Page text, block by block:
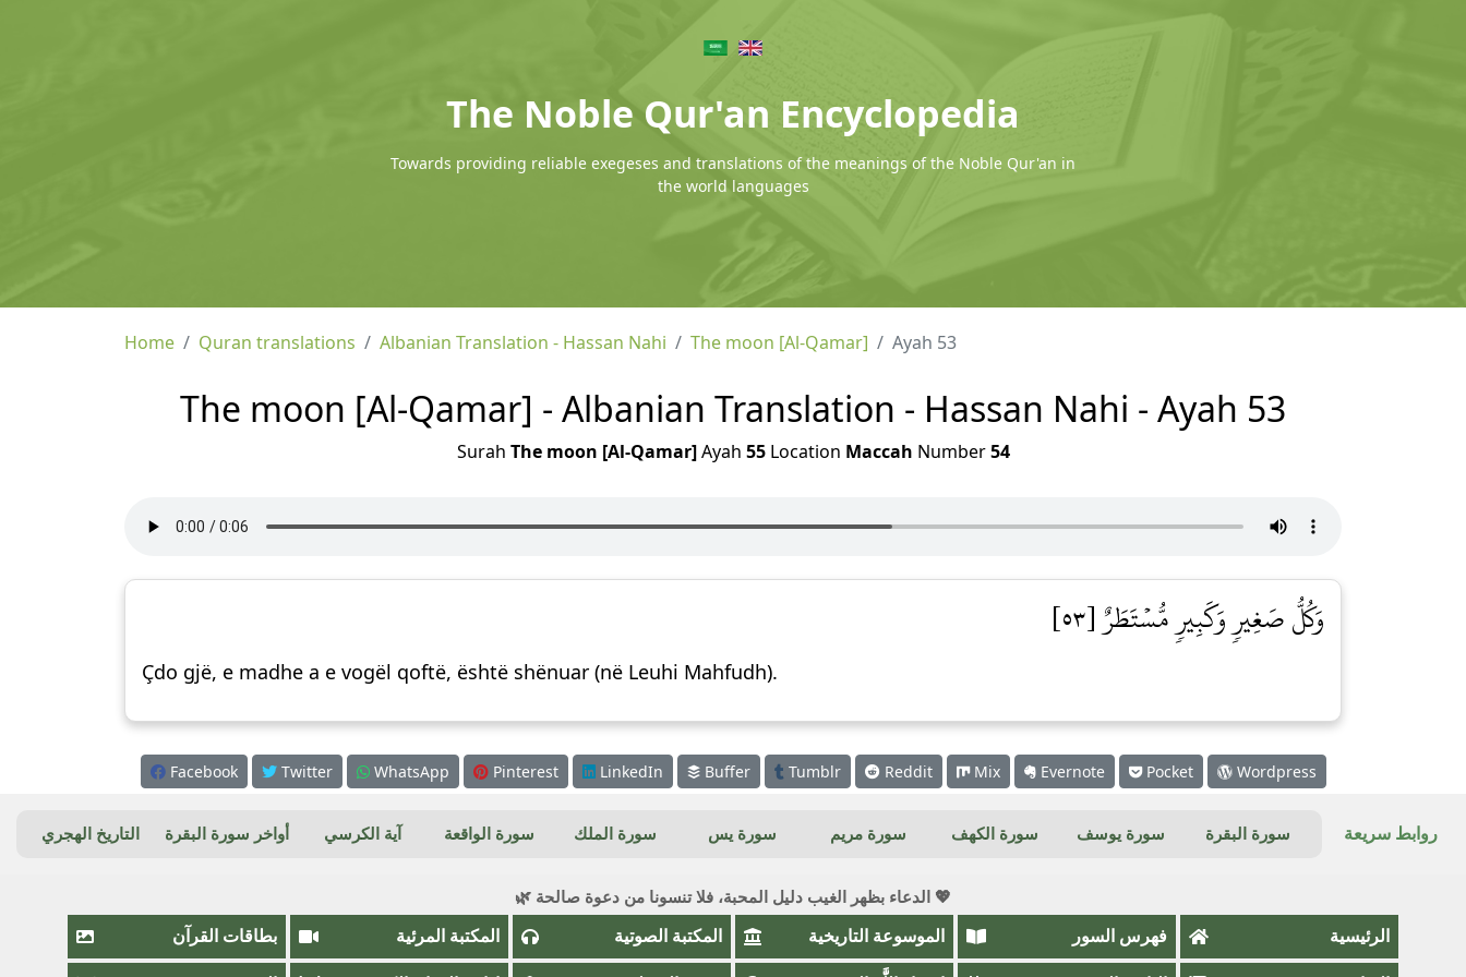
The Noble Qur'an Encyclopedia
Towards providing reliable exegeses and translations of the meanings of the Noble Qur'an in
the world languages
Home Quran translations Albanian Translation - Hassan Nahi The moon [Al-Qamar] Ayah 53
The moon [Al-Qamar] - Albanian Translation - Hassan Nahi - Ayah 53
Surah The moon [Al-Qamar]Ayah 55Location Maccah Number54
وَكُلُّ صَغِيرٖ وَكَبِيرٖ مُّسۡتَطَرٌ [٥٣]
Çdo gjë, e madhe a e vogël qoftë, është shënuar (në Leuhi Mahfudh).
Facebook Twitter WhatsApp Pinterest LinkedIn Buffer Tumblr Reddit Mix Evernote Pocket Wordpress
روابط سريعة سورة البقرة سورة يوسف سورة الكهف سورة مريم سورة يس سورة الملك سورة الواقعة آية الكرسي أواخر سورة البقرة التاريخ الهجري
💖 الدعاء بظهر الغيب دليل المحبة، فلا تنسونا من دعوة صالحة 🌿
الرئيسية فهرس السور الموسوعة التاريخية المكتبة الصوتية المكتبة المرئية بطاقات القرآن